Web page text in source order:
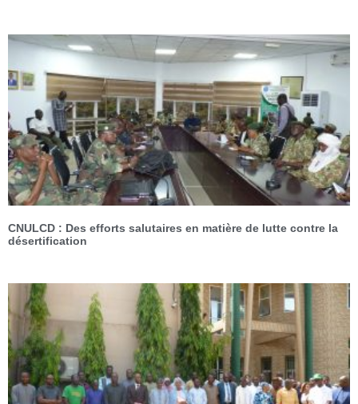
CNULCD : Des efforts salutaires en matière de lutte contre la
désertification